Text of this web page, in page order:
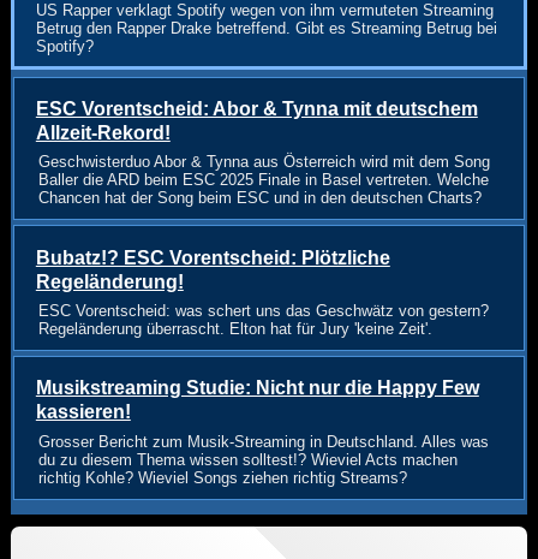
US Rapper verklagt Spotify wegen von ihm vermuteten Streaming
Betrug den Rapper Drake betreffend. Gibt es Streaming Betrug bei
Spotify?
ESC Vorentscheid: Abor & Tynna mit deutschem
Allzeit-Rekord!
Geschwisterduo Abor & Tynna aus Österreich wird mit dem Song
Baller die ARD beim ESC 2025 Finale in Basel vertreten. Welche
Chancen hat der Song beim ESC und in den deutschen Charts?
Bubatz!? ESC Vorentscheid: Plötzliche
Regeländerung!
ESC Vorentscheid: was schert uns das Geschwätz von gestern?
Regeländerung überrascht. Elton hat für Jury 'keine Zeit'.
Musikstreaming Studie: Nicht nur die Happy Few
kassieren!
Grosser Bericht zum Musik-Streaming in Deutschland. Alles was
du zu diesem Thema wissen solltest!? Wieviel Acts machen
richtig Kohle? Wieviel Songs ziehen richtig Streams?